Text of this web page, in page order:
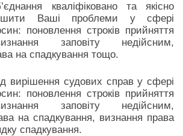
кваліфіковано та якісно
Ваші проблеми у сфері
поновлення строків прийняття
заповіту недійсним,
на спадкування тощо.
вирішення судових справ у сфері
поновлення строків прийняття
заповіту недійсним,
на спадкування, визнання права
спадкування.